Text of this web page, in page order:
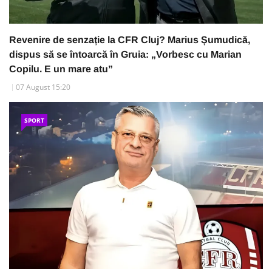
Revenire de senzație la CFR Cluj? Marius Șumudică,
dispus să se întoarcă în Gruia: „Vorbesc cu Marian
Copilu. E un mare atu”
07 August 15:20
SPORT